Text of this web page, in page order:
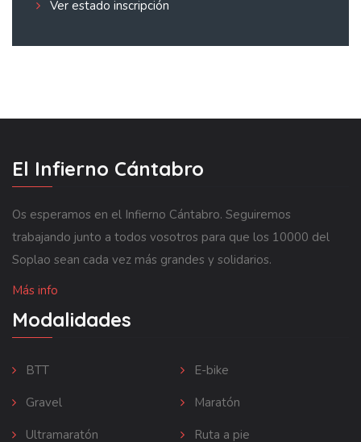
Ver estado inscripción
El Infierno Cántabro
Os esperamos en el Infierno Cántabro. Seguiremos
trabajando junto a todos vosotros para que los 10000 del
Soplao sean cada vez más grandes y solidarios.
Más info
Modalidades
BTT
E-bike
Gravel
Maratón
Ultramaratón
Ruta a pie